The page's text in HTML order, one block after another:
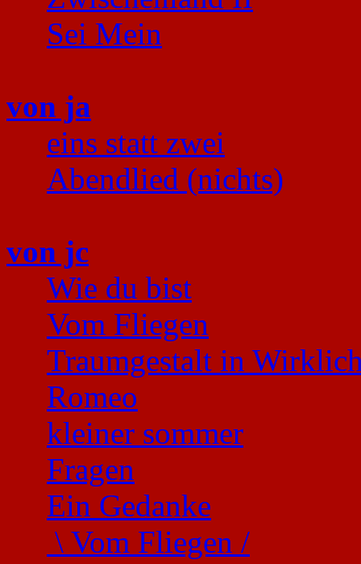
Sei Mein
von ja
eins statt zwei
Abendlied (nichts)
von jc
Wie du bist
Vom Fliegen
Traumgestalt in
Romeo
kleiner sommer
Fragen
Ein Gedanke
\ Vom Fliegen /